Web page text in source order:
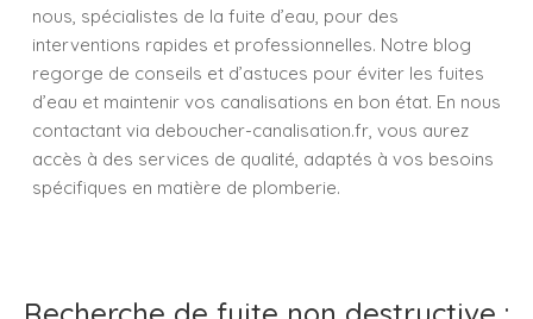
nous, spécialistes de la fuite d’eau, pour des
interventions rapides et professionnelles. Notre blog
regorge de conseils et d’astuces pour éviter les fuites
d’eau et maintenir vos canalisations en bon état. En nous
contactant via deboucher-canalisation.fr, vous aurez
accès à des services de qualité, adaptés à vos besoins
spécifiques en matière de plomberie.